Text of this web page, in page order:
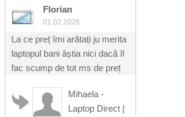
Florian
01.02.2026
La ce preț îmi arătați ju merita
laptopul bani ăștia nici dacă îl
fac scump de tot ms de preț
Mihaela -
Laptop Direct |